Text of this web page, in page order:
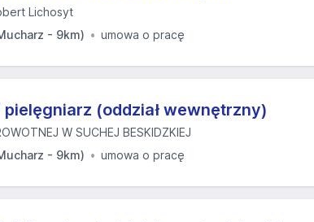
Lichosyt
- 9km)
umowa o pracę
(oddział wewnętrzny)
W SUCHEJ BESKIDZKIEJ
- 9km)
umowa o pracę